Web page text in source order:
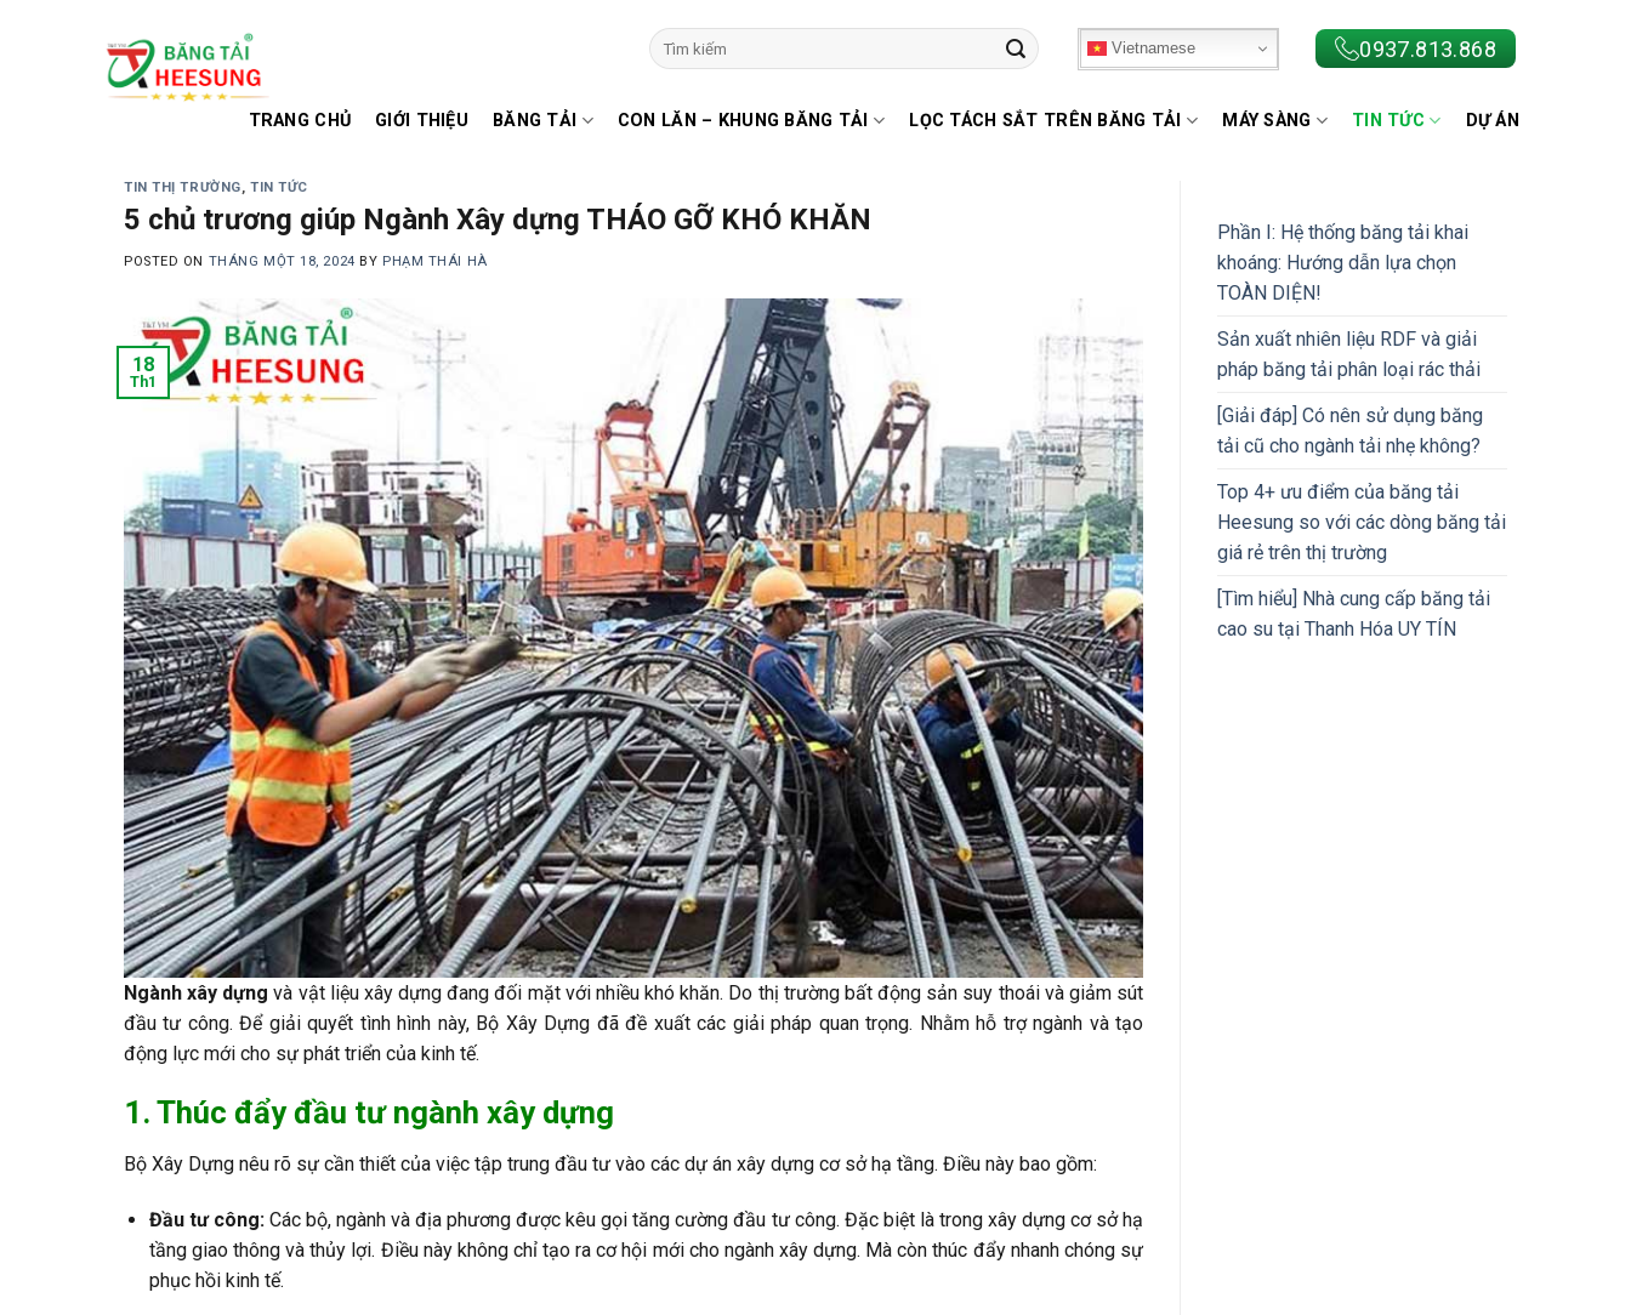
Tìm
kiếm:
Vietnamese 0937.813.868
TRANG CHỦ GIỚI THIỆU BĂNG TẢI CON LĂN – KHUNG BĂNG TẢI LỌC TÁCH SẮT TRÊN BĂNG TẢI MÁY SÀNG TIN TỨC DỰ ÁN
TIN THỊ TRƯỜNG, TIN TỨC
5 chủ trương giúp Ngành Xây dựng THÁO GỠ KHÓ KHĂN
POSTED ON THÁNG MỘT 18, 2024 BY PHẠM THÁI HÀ
18
Th1
Ngành xây dựng và vật liệu xây dựng đang đối mặt với nhiều khó khăn. Do thị trường bất động sản suy thoái và giảm sút
đầu tư công. Để giải quyết tình hình này, Bộ Xây Dựng đã đề xuất các giải pháp quan trọng. Nhằm hỗ trợ ngành và tạo
động lực mới cho sự phát triển của kinh tế.
1. Thúc đẩy đầu tư ngành xây dựng
Bộ Xây Dựng nêu rõ sự cần thiết của việc tập trung đầu tư vào các dự án xây dựng cơ sở hạ tầng. Điều này bao gồm:
Đầu tư công:Các bộ, ngành và địa phương được kêu gọi tăng cường đầu tư công. Đặc biệt là trong xây dựng cơ sở hạ
tầng giao thông và thủy lợi. Điều này không chỉ tạo ra cơ hội mới cho ngành xây dựng. Mà còn thúc đẩy nhanh chóng sự
phục hồi kinh tế.
Phần I: Hệ thống băng tải khai
khoáng: Hướng dẫn lựa chọn
TOÀN DIỆN!
Sản xuất nhiên liệu RDF và giải
pháp băng tải phân loại rác thải
[Giải đáp] Có nên sử dụng băng
tải cũ cho ngành tải nhẹ không?
Top 4+ ưu điểm của băng tải
Heesung so với các dòng băng tải
giá rẻ trên thị trường
[Tìm hiểu] Nhà cung cấp băng tải
cao su tại Thanh Hóa UY TÍN